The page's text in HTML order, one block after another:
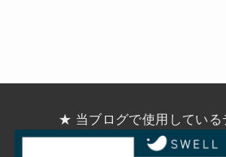
★ 当ブログで使用してい